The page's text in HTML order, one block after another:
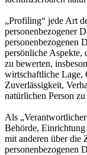
„Profiling“ jede Art
personenbezogener
personenbezogenen
persönliche Aspekte,
zu bewerten,
wirtschaftliche Lage,
Zuverlässigkeit,
natürlichen Person
Als
Behörde, Einrichtung
mit anderen über die
personenbezogenen